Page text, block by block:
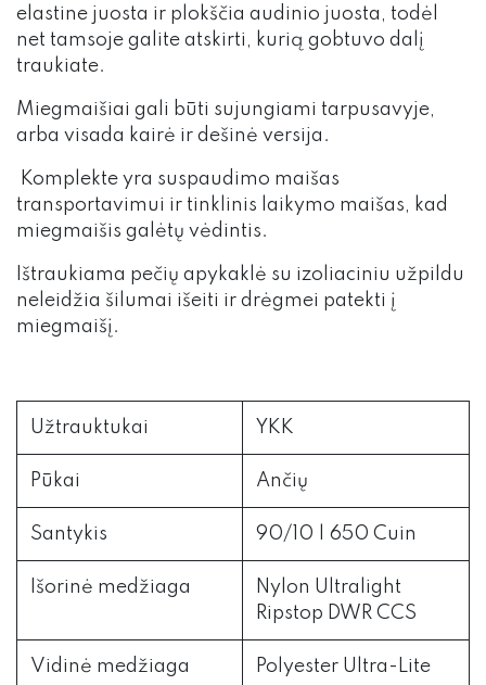
elastine juosta ir plokščia audinio juosta, todėl
net tamsoje galite atskirti, kurią gobtuvo dalį
traukiate.
Miegmaišiai gali būti sujungiami tarpusavyje,
arba visada kairė ir dešinė versija.
Komplekte yra suspaudimo maišas
transportavimui ir tinklinis laikymo maišas, kad
miegmaišis galėtų vėdintis.
Ištraukiama pečių apykaklė su izoliaciniu užpildu
neleidžia šilumai išeiti ir drėgmei patekti į
miegmaišį.
Užtrauktukai YKK
Pūkai Ančių
Santykis 90/10 | 650 Cuin
Išorinė medžiaga
Nylon Ultralight
Ripstop DWR CCS
Vidinė medžiaga Polyester Ultra-Lite